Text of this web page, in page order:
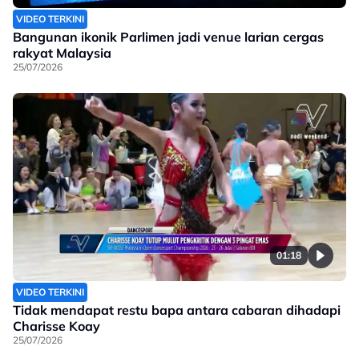
VIDEO TERKINI
Bangunan ikonik Parlimen jadi venue larian cergas
rakyat Malaysia
25/07/2026
01:18
VIDEO TERKINI
Tidak mendapat restu bapa antara cabaran dihadapi
Charisse Koay
25/07/2026